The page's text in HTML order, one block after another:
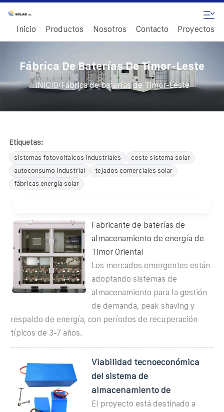
Inicio Productos Nosotros Contacto Proyectos
Fábrica De Baterías De Timor-Leste
INICIO/ Fábrica de baterías de Timor-Leste
Etiquetas:
sistemas fotovoltaicos industriales
coste sistema solar
autoconsumo industrial
tejados comerciales solar
fábricas energía solar
Fabricante de baterías de
almacenamiento de energía de
Timor Oriental
Los mercados emergentes están
adoptando sistemas de
almacenamiento para la gestión
de demanda, peak shaving y
respaldo de energía, con períodos de recuperación
típicos de 3-7 años.
Viabilidad tecnoeconómica
del sistema de
almacenamiento de
El proyecto está destinado a